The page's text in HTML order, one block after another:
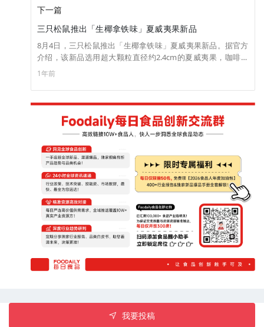
下一篇
三只松鼠推出「生椰拿铁味」夏威夷果新品
8月4日，三只松鼠推出「生椰拿铁味」夏威夷果新品。据官方
介绍，该新品选用超大颗粒直径约2.4cm的夏威夷果，咖啡粉
和椰浆粉的添加量分别不低于0.08％和0.16％，口味香浓不
腻，适于休闲场景食用。目前该新品已上线淘宝官方旗舰店，
售价100g*1袋/9.9元。（来源：三只松鼠）
1年前
我要投稿